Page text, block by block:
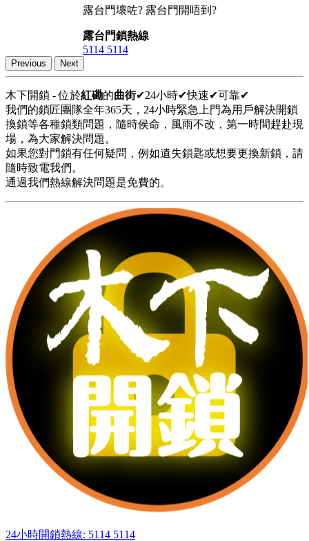
露台門壞咗? 露台門開唔到?
露台門鎖熱線
5114 5114
Previous Next
木下開鎖 - 位於紅磡的曲街✔24小時✔快速✔可靠✔
我們的鎖匠團隊全年365天，24小時緊急上門為用戶解決開鎖
換鎖等各種鎖類問題，隨時侯命，風雨不改，第一時間趕赴現
場，為大家解決問題。
如果您對門鎖有任何疑問，例如遺失鎖匙或想要更換新鎖，請
隨時致電我們。
通過我們熱線解決問題是免費的。
24小時開鎖熱線: 5114 5114